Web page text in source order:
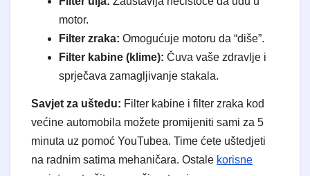
motor.
Filter zraka: Omogućuje motoru da “diše”.
Filter kabine (klime): Čuva vaše zdravlje i
sprječava zamagljivanje stakala.
Savjet za uštedu: Filter kabine i filter zraka kod
većine automobila možete promijeniti sami za 5
minuta uz pomoć YouTubea. Time ćete uštedjeti
na radnim satima mehaničara. Ostale korisne